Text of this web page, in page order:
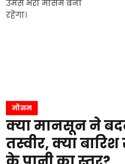
मौसम
क्या मानसून ने
तस्वीर, क्या